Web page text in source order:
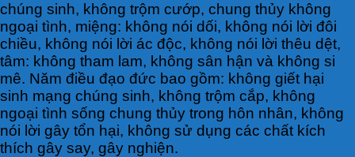
chúng sinh, không trộm cướp, chung thủy không
ngoại tình, miệng: không nói dối, không nói lời đôi
chiều, không nói lời ác độc, không nói lời thêu dệt,
tâm: không tham lam, không sân hận và không si
mê. Năm điều đạo đức bao gồm: không giết hại
sinh mạng chúng sinh, không trộm cắp, không
ngoại tình sống chung thủy trong hôn nhân, không
nói lời gây tổn hại, không sử dụng các chất kích
thích gây say, gây nghiện.